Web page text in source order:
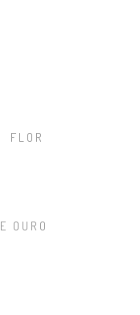
FLOR
OURO